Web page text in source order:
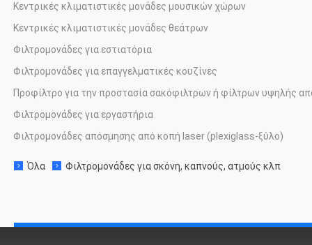
Κεντρικές κλιματιστικές μονάδες μουσικών χώρων
Κεντρικές κλιματιστικές μονάδες θεάτρων
Φιλτρομονάδες για εστιατόρια
Φιλτρομονάδες για επαγγελματικές κουζίνες
Προφίλτρο για την προστασία σακόφιλτρων ή φίλτρων υψηλής
Φιλτρομονάδες για εργαστήρια
Φιλτρομονάδες απόσμησης από κοπή laser (plexiglass-ξύλο)
Όλα Φιλτρομονάδες για σκόνη, καπνούς, ατμούς κλπ